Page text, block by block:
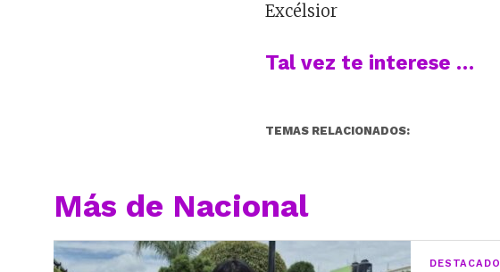
Excélsior
Tal vez te interese …
TEMAS RELACIONADOS:
Más de Nacional
DESTACADO